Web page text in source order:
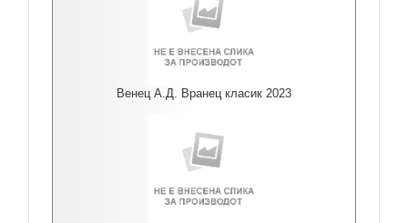
Венец А.Д. Вранец класик 2023